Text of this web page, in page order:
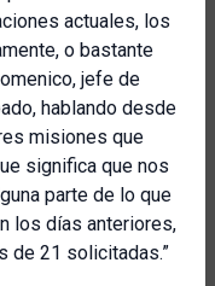
actuales, los
o bastante
jefe de
hablando desde
misiones que
significa que nos
parte de lo que
los días anteriores,
de 21 solicitadas.”